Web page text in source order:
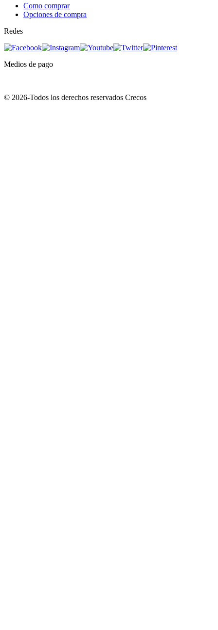
Como comprar
Opciones de compra
Redes
Medios de pago
© 2026-Todos los derechos reservados Crecos